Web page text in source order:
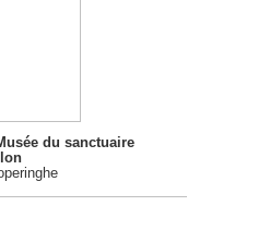
du sanctuaire